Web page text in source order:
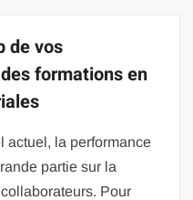
de vos
formations en
actuel, la performance
partie sur la
Pour